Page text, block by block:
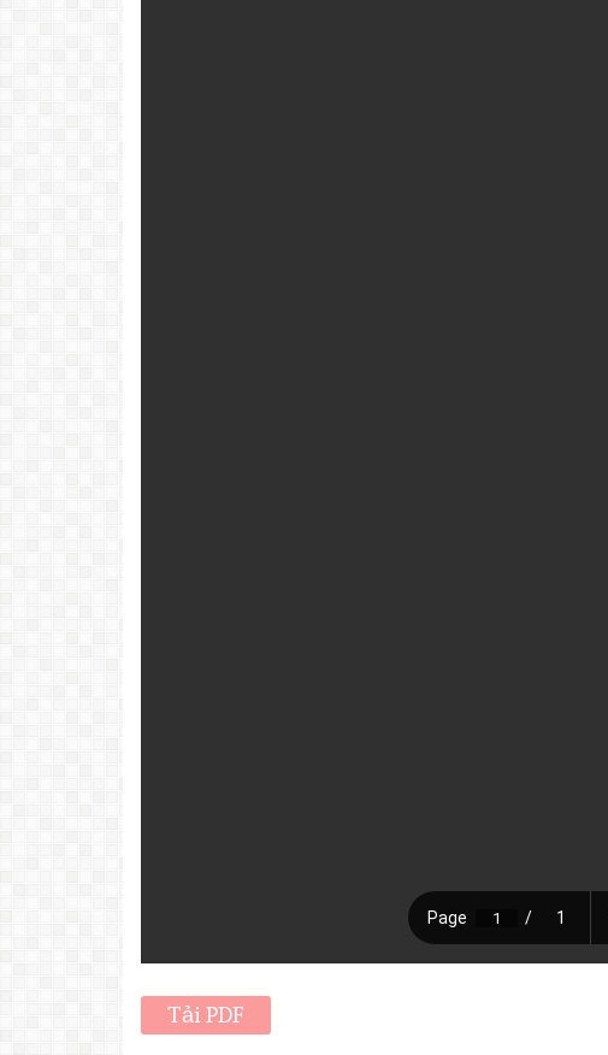
Tải PDF